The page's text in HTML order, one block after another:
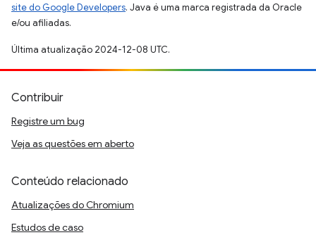
site do Google Developers. Java é uma marca registrada da Oracle
e/ou afiliadas.
Última atualização 2024-12-08 UTC.
Contribuir
Registre um bug
Veja as questões em aberto
Conteúdo relacionado
Atualizações do Chromium
Estudos de caso